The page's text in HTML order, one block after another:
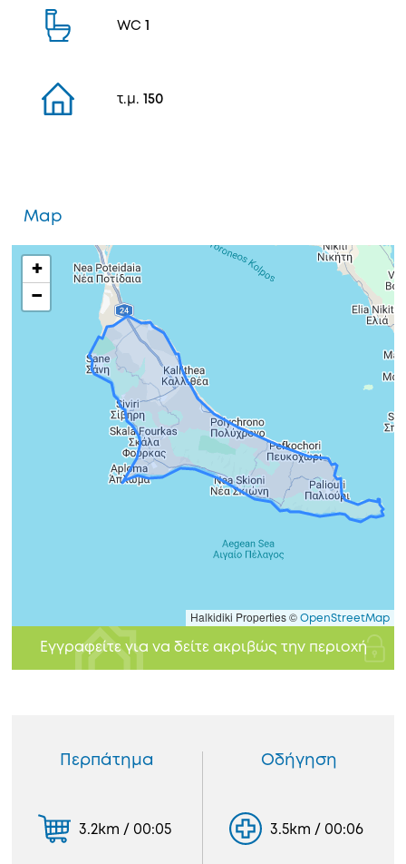
WC
τ.μ. 150
Map
+
−
Halkidiki Properties © OpenStreetMap
Εγγραφείτε για να δείτε ακριβώς την περιοχή
Περπάτημα
3.2km / 00:05
Οδήγηση
3.5km / 00:06